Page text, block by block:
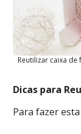
Reutilizar caixa
Dicas para
Para fazer